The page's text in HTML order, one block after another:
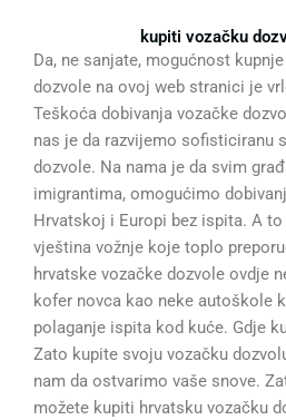
kupiti vozačku
Da, ne sanjate, mogućnost
dozvole na ovoj web stranici je
Teškoća dobivanja vozačke
nas je da razvijemo sofisticiranu
dozvole. Na nama je da svim
imigrantima, omogućimo
Hrvatskoj i Europi bez ispita. A
vještina vožnje koje toplo
hrvatske vozačke dozvole ovdje
kofer novca kao neke autoškole
polaganje ispita kod kuće. Gdje
Zato kupite svoju vozačku
nam da ostvarimo vaše snove.
možete kupiti hrvatsku vozačku